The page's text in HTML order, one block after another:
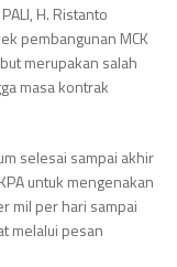
H. Ristanto
pembangunan MCK
merupakan salah
masa kontrak
selesai sampai akhir
untuk mengenakan
mil per hari sampai
melalui pesan